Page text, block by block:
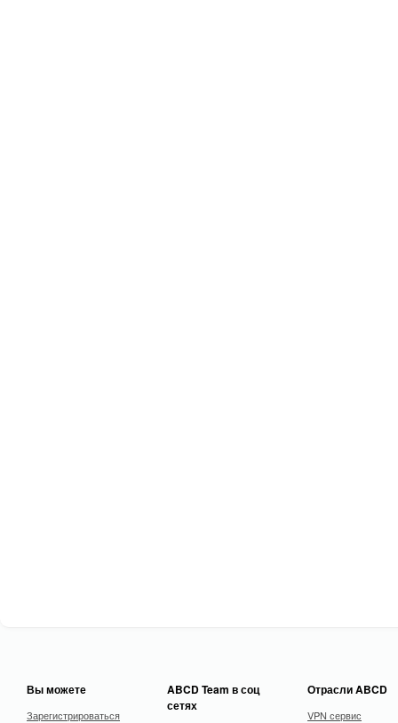
Вы можете
Зарегистрироваться
ABCD Team в соц
сетях
Отрасли ABCD
VPN сервис